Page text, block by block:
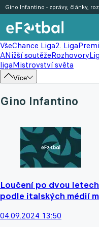
VšeChance Liga2. Liga
ANižší soutěžeRozhovory
ligaMistrovství světa
Více
Gino Infantino - zprávy, články,
Gino Infantino
Loučení po dvou
podle italských médií
04.09.2024 13:50